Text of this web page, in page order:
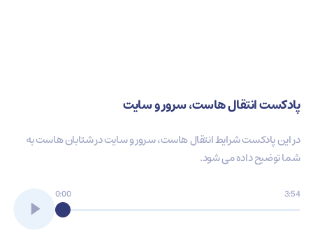
پادکست انتقال هاست، سرور و سایت
در این پادکست شرایط انتقال هاست، سرور و سایت در شتابان هاست به
شما توضیح داده می شود.
0:00 3:54